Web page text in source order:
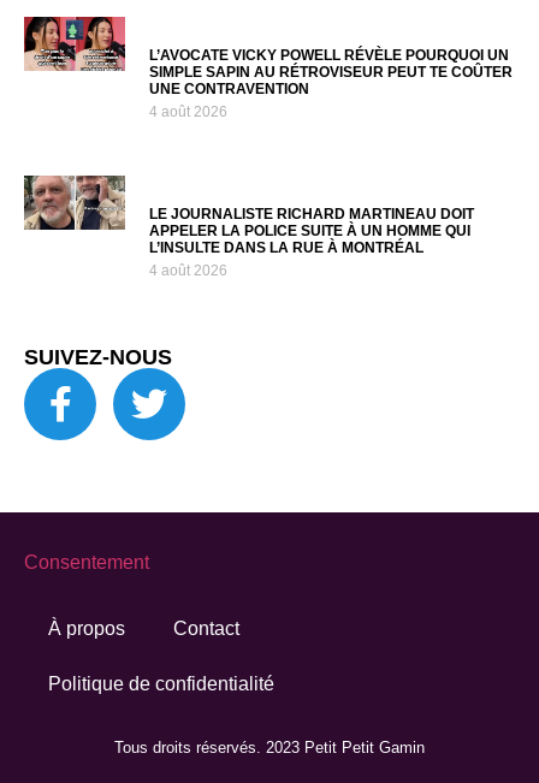
L’AVOCATE VICKY POWELL RÉVÈLE POURQUOI UN
SIMPLE SAPIN AU RÉTROVISEUR PEUT TE COÛTER
UNE CONTRAVENTION
4 août 2026
LE JOURNALISTE RICHARD MARTINEAU DOIT
APPELER LA POLICE SUITE À UN HOMME QUI
L’INSULTE DANS LA RUE À MONTRÉAL
4 août 2026
SUIVEZ-NOUS
Tous droits réservés. 2023 Petit Petit Gamin
À propos Contact
Politique de confidentialité
Consentement